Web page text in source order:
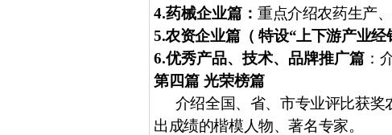
4.药械企业篇： 重点介绍农药生产
5.农资企业篇（ 特设“上下游产业经
6.优秀产品、技术、品牌推广篇 ：
第四篇 光荣榜篇
介绍全国、省、市专业评比获
出成绩的楷模人物、著名专家。